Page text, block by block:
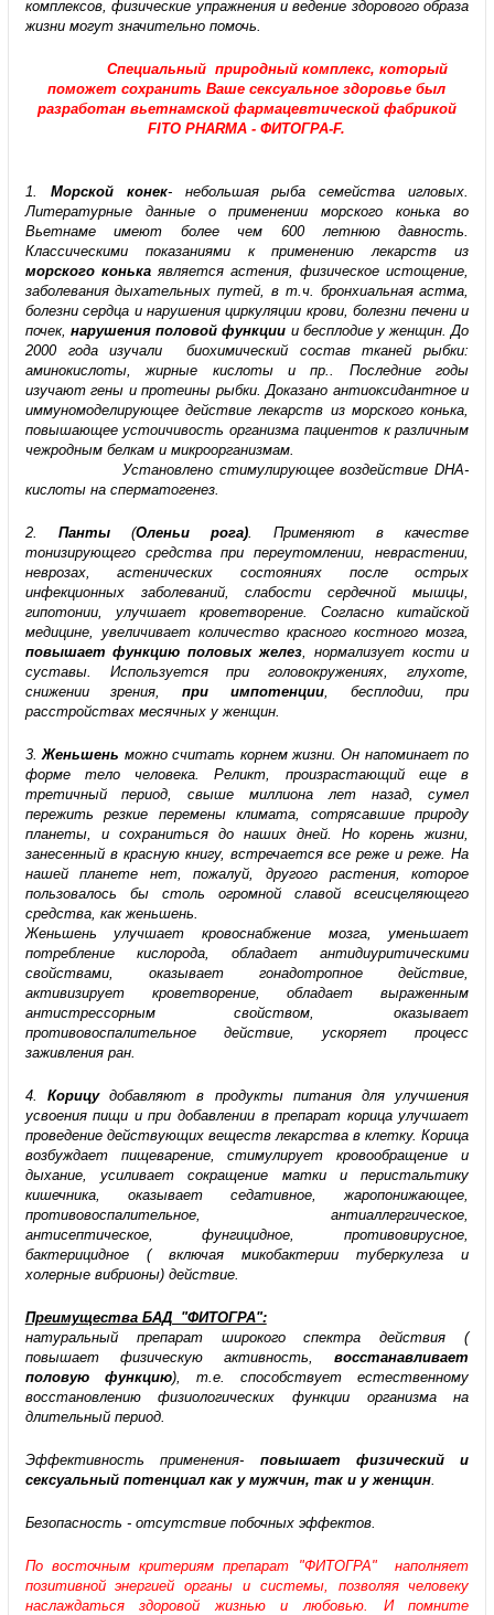
комплексов, физические упражнения и ведение здорового образа
жизни могут значительно помочь.
Специальный природный комплекс, который
поможет сохранить Ваше сексуальное здоровье был
разработан вьетнамской фармацевтической фабрикой
FITO PHARMA - ФИТОГРА-F.
1. Морской конек- небольшая рыба семейства игловых.
Литературные данные о применении морского конька во
Вьетнаме имеют более чем 600 летнюю давность.
Классическими показаниями к применению лекарств из
морского конькаявляется астения, физическое истощение,
заболевания дыхательных путей, в т.ч. бронхиальная астма,
болезни сердца и нарушения циркуляции крови, болезни печени и
почек, нарушения половой функции и бесплодие у женщин. До
2000 года изучали биохимический состав тканей рыбки:
аминокислоты, жирные кислоты и пр.. Последние годы
изучают гены и протеины рыбки. Доказано антиоксидантное и
иммуномоделирующее действие лекарств из морского конька,
повышающее устоичивость организма пациентов к различным
чежродным белкам и микроорганизмам.
Установлено стимулирующее воздействие DHA-
кислоты на сперматогенез.
2. Панты(Оленьи рога) . Применяют в качестве
тонизирующего средства при переутомлении, неврастении,
неврозах, астенических состояниях после острых
инфекционных заболеваний, слабости сердечной мышцы,
гипотонии, улучшает кроветворение. Согласно китайской
медицине, увеличивает количество красного костного мозга,
повышает функцию половых желез , нормализует кости и
суставы. Используется при головокружениях, глухоте,
снижении зрения,при импотенции, бесплодии, при
расстройствах месячных у женщин.
3.Женьшень можно считать корнем жизни. Он напоминает по
форме тело человека. Реликт, произрастающий еще в
третичный период, свыше миллиона лет назад, сумел
пережить резкие перемены климата, сотрясавшие природу
планеты, и сохраниться до наших дней. Но корень жизни,
занесенный в красную книгу, встречается все реже и реже. На
нашей планете нет, пожалуй, другого растения, которое
пользовалось бы столь огромной славой всеисцеляющего
средства, как женьшень.
Женьшень улучшает кровоснабжение мозга, уменьшает
потребление кислорода, обладает антидиуритическими
свойствами, оказывает гонадотропное действие,
активизирует кроветворение, обладает выраженным
антистрессорным свойством, оказывает
противовоспалительное действие, ускоряет процесс
заживления ран.
4. Корицудобавляют в продукты питания для улучшения
усвоения пищи и при добавлении в препарат корица улучшает
проведение действующих веществ лекарства в клетку. Корица
возбуждает пищеварение, стимулирует кровообращение и
дыхание, усиливает сокращение матки и перистальтику
кишечника, оказывает седативное, жаропонижающее,
противовоспалительное, антиаллергическое,
антисептическое, фунгицидное, противовирусное,
бактерицидное ( включая микобактерии туберкулеза и
холерные вибрионы) действие.
Преимущества БАД "ФИТОГРА":
натуральный препарат широкого спектра действия (
повышает физическую активность,восстанавливает
половую функцию), т.е. способствует естественному
восстановлению физиологических функции организма на
длительный период.
Эффективность применения- повышает физический и
сексуальный потенциал как у мужчин, так и у женщин.
Безопасность - отсутствие побочных эффектов.
По восточным критериям препарат "ФИТОГРА" наполняет
позитивной энергией органы и системы, позволяя человеку
наслаждаться здоровой жизнью и любовью. И помните